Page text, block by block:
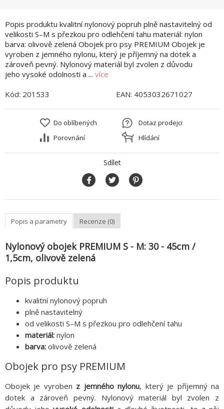
Popis produktu kvalitní nylonový popruh plně nastavitelný od
velikosti S–M s přezkou pro odlehčení tahu materiál: nylon
barva: olivově zelená Obojek pro psy PREMIUM Obojek je
vyroben z jemného nylonu, který je příjemný na dotek a
zároveň pevný. Nylonový materiál byl zvolen z důvodu
jeho vysoké odolnosti a ... více
Kód: 201533 EAN: 4053032671027
Do oblíbených
Porovnání
Dotaz prodejci
Hlídání
Sdílet
Popis a parametry Recenze (0)
Nylonový obojek PREMIUM S - M: 30 - 45cm /
1,5cm, olivově zelená
Popis produktu
kvalitní nylonový popruh
plně nastavitelný
od velikosti S–M s přezkou pro odlehčení tahu
materiál: nylon
barva: olivově zelená
Obojek pro psy PREMIUM
Obojek je vyroben z jemného nylonu, který je příjemný na
dotek a zároveň pevný. Nylonový materiál byl zvolen z